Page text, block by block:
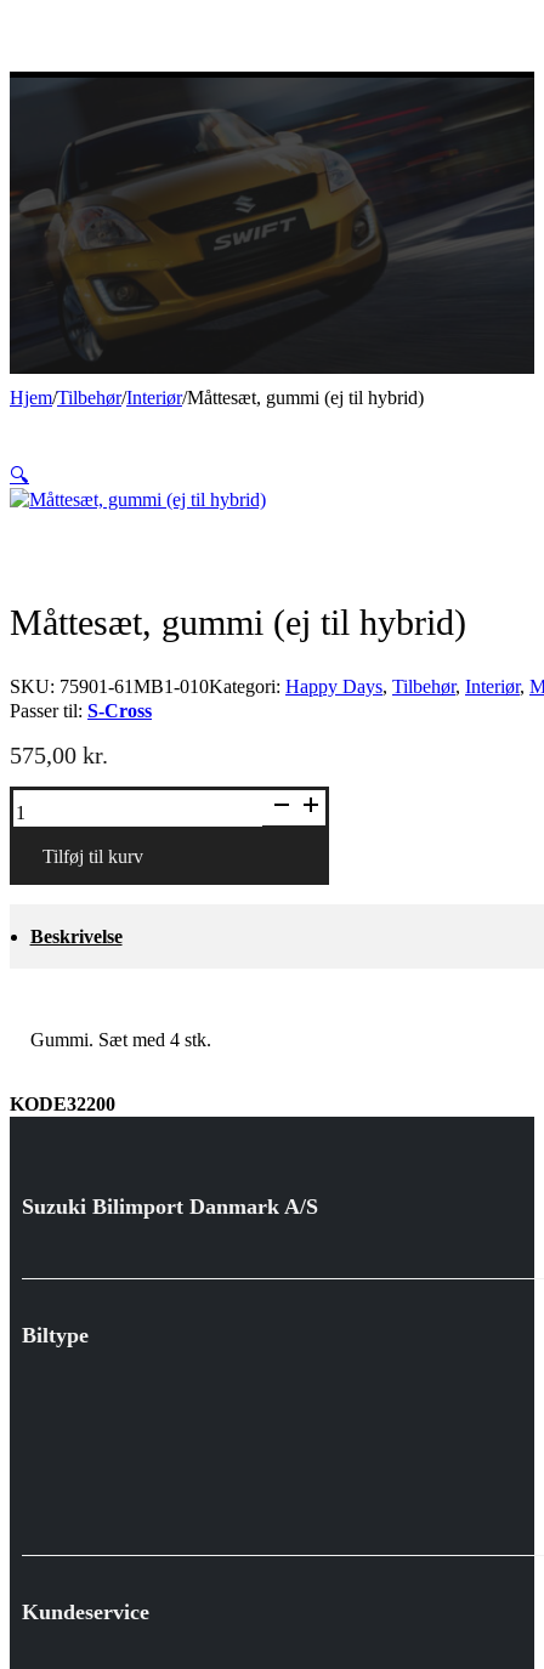
Hjem/Tilbehør/Interiør/Måttesæt, gummi (ej til hybrid)
Måttesæt, gummi (ej til hybrid)
SKU: 75901-61MB1-010Kategori: Happy Days, Tilbehør, Interiør,
Passer til: S-Cross
575,00 kr.
gummi
Tilføj til kurv
Beskrivelse
Gummi. Sæt med 4 stk.
KODE32200
🔍
Suzuki Bilimport Danmark A/S
Biltype
Kundeservice